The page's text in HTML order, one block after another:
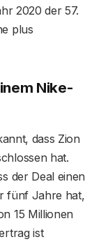
2020 der 57.
plus
Nike-
dass Zion
hat.
der Deal einen
fünf Jahre hat,
15 Millionen
ist